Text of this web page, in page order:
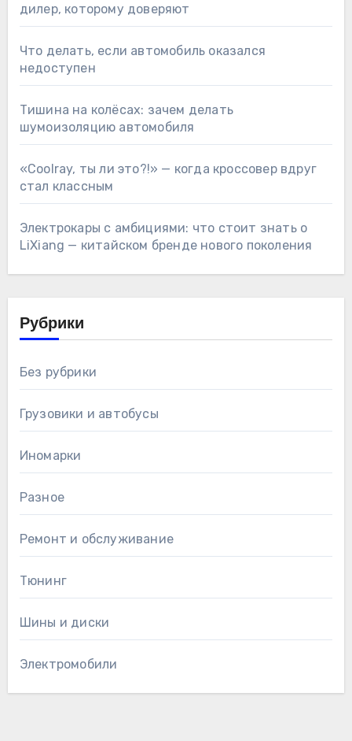
дилер, которому доверяют
Что делать, если автомобиль оказался
недоступен
Тишина на колёсах: зачем делать
шумоизоляцию автомобиля
«Coolray, ты ли это?!» — когда кроссовер вдруг
стал классным
Электрокары с амбициями: что стоит знать о
LiXiang — китайском бренде нового поколения
Рубрики
Без рубрики
Грузовики и автобусы
Иномарки
Разное
Ремонт и обслуживание
Тюнинг
Шины и диски
Электромобили